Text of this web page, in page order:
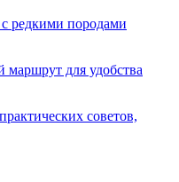
редкими породами
маршрут для удобства
советов,